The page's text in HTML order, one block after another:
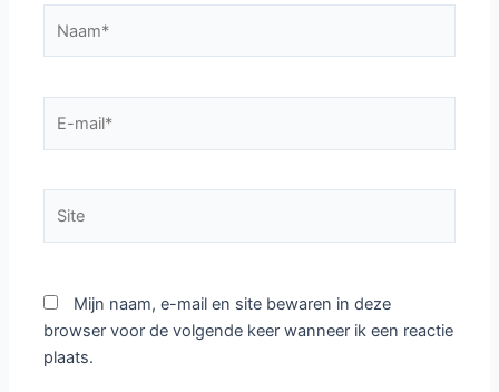
mail*
Mijn naam, e-mail en site bewaren in deze
browser voor de volgende keer wanneer ik een reactie
plaats.